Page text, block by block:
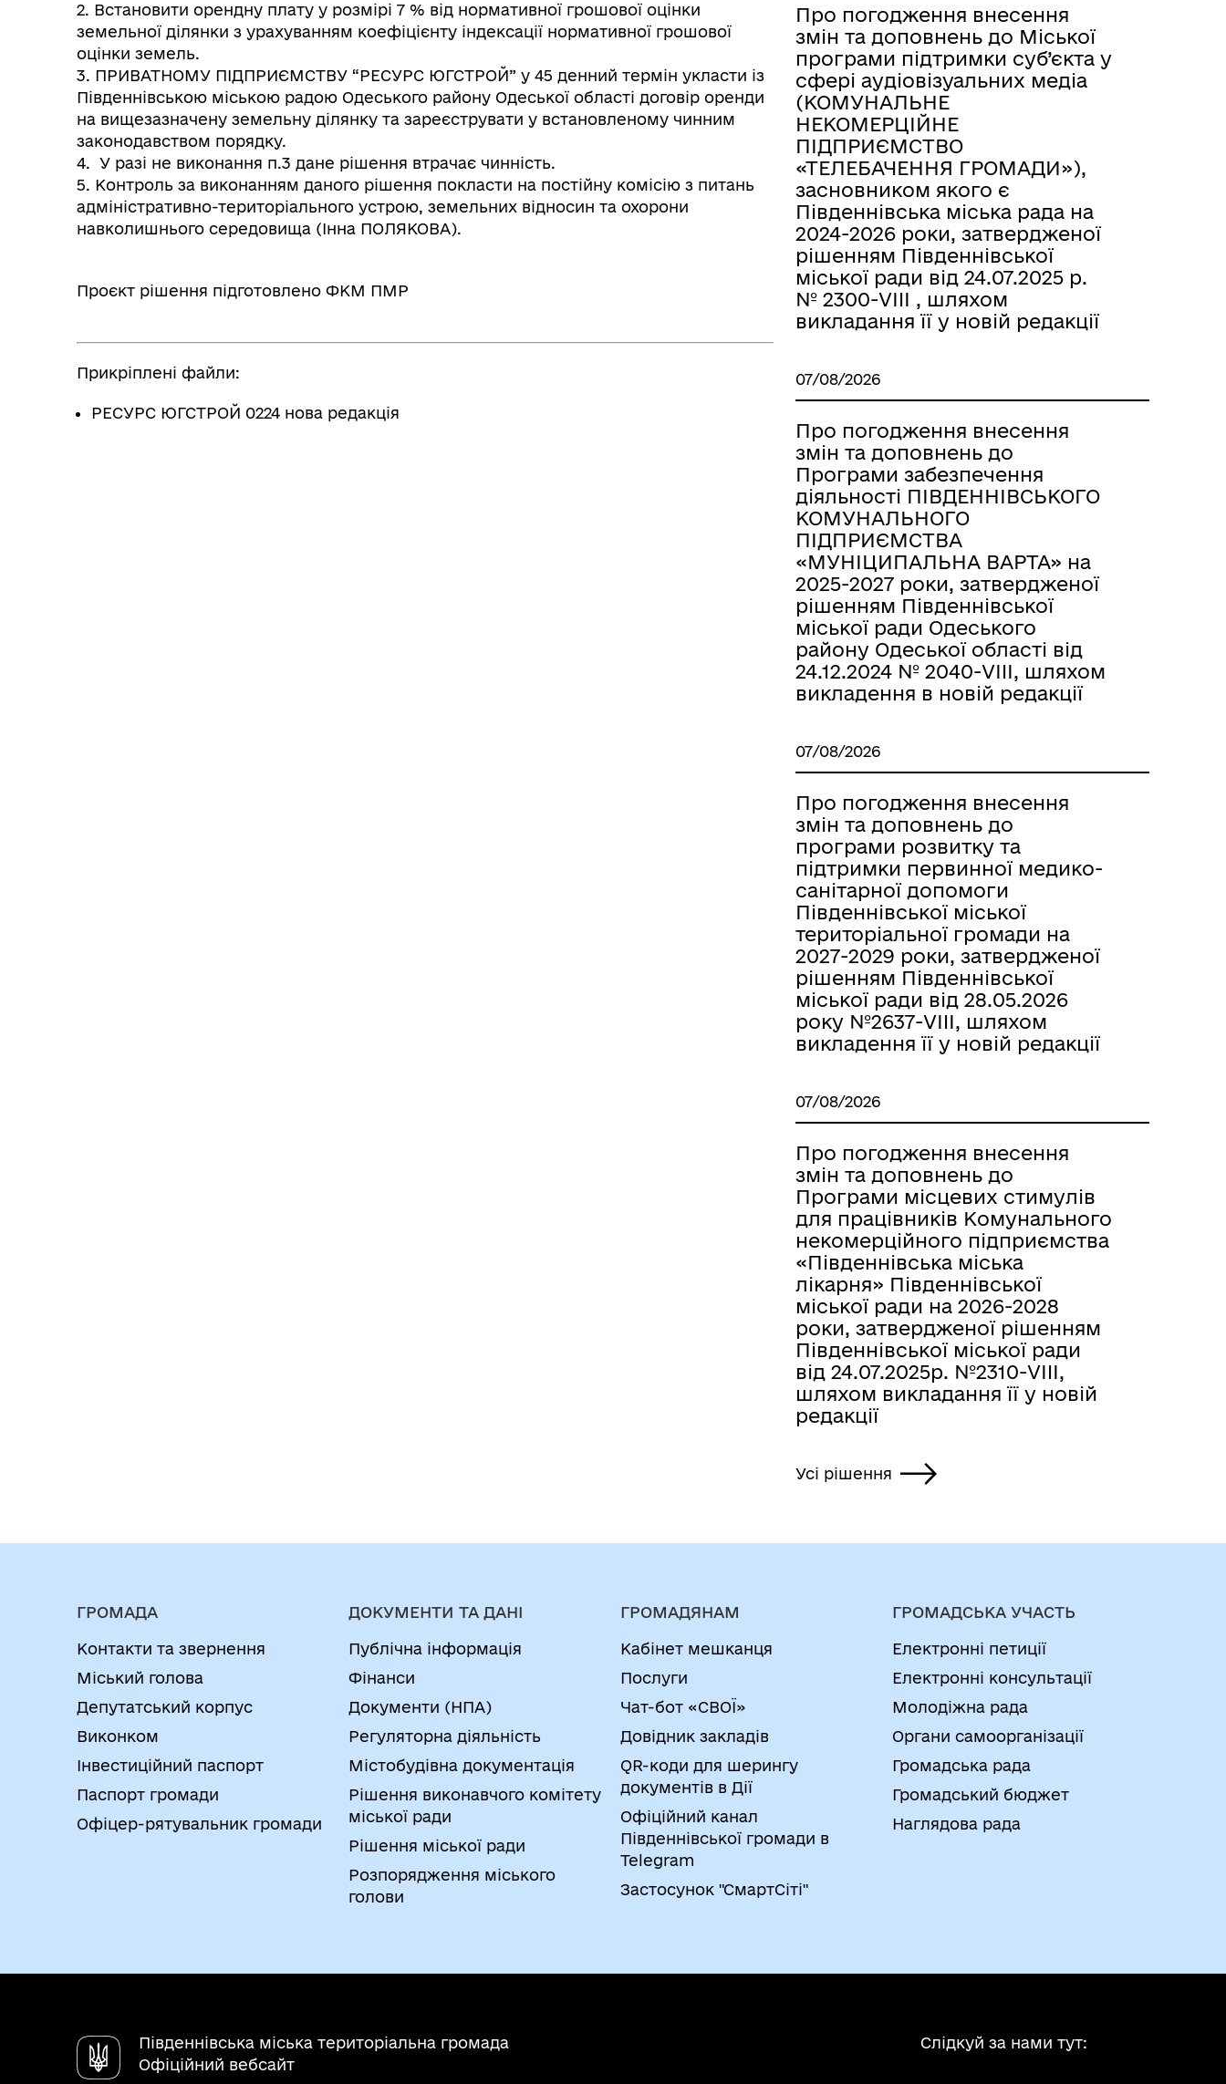
2. Встановити орендну плату у розмірі 7 % від нормативної грошової оцінки
земельної ділянки з урахуванням коефіцієнту індексації нормативної грошової
оцінки земель.
3. ПРИВАТНОМУ ПІДПРИЄМСТВУ “РЕСУРС ЮГСТРОЙ” у 45 денний термін укласти із
Південнівською міською радою Одеського району Одеської області договір оренди
на вищезазначену земельну ділянку та зареєструвати у встановленому чинним
законодавством порядку.
4. У разі не виконання п.3 дане рішення втрачає чинність.
5. Контроль за виконанням даного рішення покласти на постійну комісію з питань
адміністративно-територіального устрою, земельних відносин та охорони
навколишнього середовища (Інна ПОЛЯКОВА).
Проєкт рішення підготовлено ФКМ ПМР
Прикріплені файли:
РЕСУРС ЮГСТРОЙ 0224 нова редакція
Про погодження внесення
змін та доповнень до Міської
програми підтримки суб’єкта у
сфері аудіовізуальних медіа
(КОМУНАЛЬНЕ
НЕКОМЕРЦІЙНЕ
ПІДПРИЄМСТВО
«ТЕЛЕБАЧЕННЯ ГРОМАДИ»),
засновником якого є
Південнівська міська рада на
2024-2026 роки, затвердженої
рішенням Південнівської
міської ради від 24.07.2025 р.
№ 2300-VIII , шляхом
викладання її у новій редакції
07/08/2026
Про погодження внесення
змін та доповнень до
Програми забезпечення
діяльності ПІВДЕННІВСЬКОГО
КОМУНАЛЬНОГО
ПІДПРИЄМСТВА
«МУНІЦИПАЛЬНА ВАРТА» на
2025-2027 роки, затвердженої
рішенням Південнівської
міської ради Одеського
району Одеської області від
24.12.2024 № 2040-VIII, шляхом
викладення в новій редакції
07/08/2026
Про погодження внесення
змін та доповнень до
програми розвитку та
підтримки первинної медико-
санітарної допомоги
Південнівської міської
територіальної громади на
2027-2029 роки, затвердженої
рішенням Південнівської
міської ради від 28.05.2026
року №2637-VIII, шляхом
викладення її у новій редакції
07/08/2026
Про погодження внесення
змін та доповнень до
Програми місцевих стимулів
для працівників Комунального
некомерційного підприємства
«Південнівська міська
лікарня» Південнівської
міської ради на 2026-2028
роки, затвердженої рішенням
Південнівської міської ради
від 24.07.2025р. №2310-VIII,
шляхом викладання її у новій
редакції
Усі рішення
ГРОМАДА
Контакти та звернення
Міський голова
Депутатський корпус
Виконком
Інвестиційний паспорт
Паспорт громади
Офіцер-рятувальник громади
ДОКУМЕНТИ ТА ДАНІ
Публічна інформація
Фінанси
Документи (НПА)
Регуляторна діяльність
Містобудівна документація
Рішення виконавчого комітету
міської ради
Рішення міської ради
Розпорядження міського
голови
ГРОМАДЯНАМ
Кабінет мешканця
Послуги
Чат-бот «СВОЇ»
Довідник закладів
QR-коди для шерингу
документів в Дії
Офіційний канал
Південнівської громади в
Telegram
Застосунок "СмартСіті"
ГРОМАДСЬКА УЧАСТЬ
Електронні петиції
Електронні консультації
Молодіжна рада
Органи самоорганізації
Громадська рада
Громадський бюджет
Наглядова рада
Південнівська міська територіальна громада
Офіційний вебсайт
Слідкуй за нами тут: